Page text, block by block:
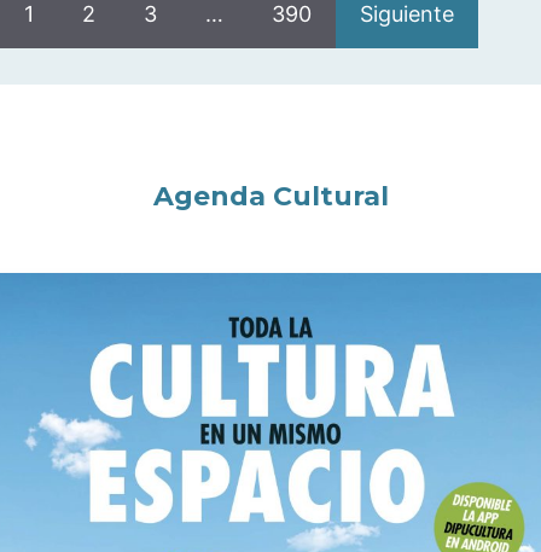
1 2 3 … 390 Siguiente
Agenda Cultural